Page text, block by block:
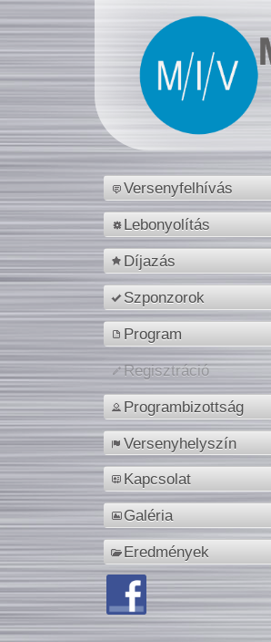
Versenyfelhívás
Lebonyolítás
Díjazás
Szponzorok
Program
Regisztráció
Programbizottság
Versenyhelyszín
Kapcsolat
Galéria
Eredmények